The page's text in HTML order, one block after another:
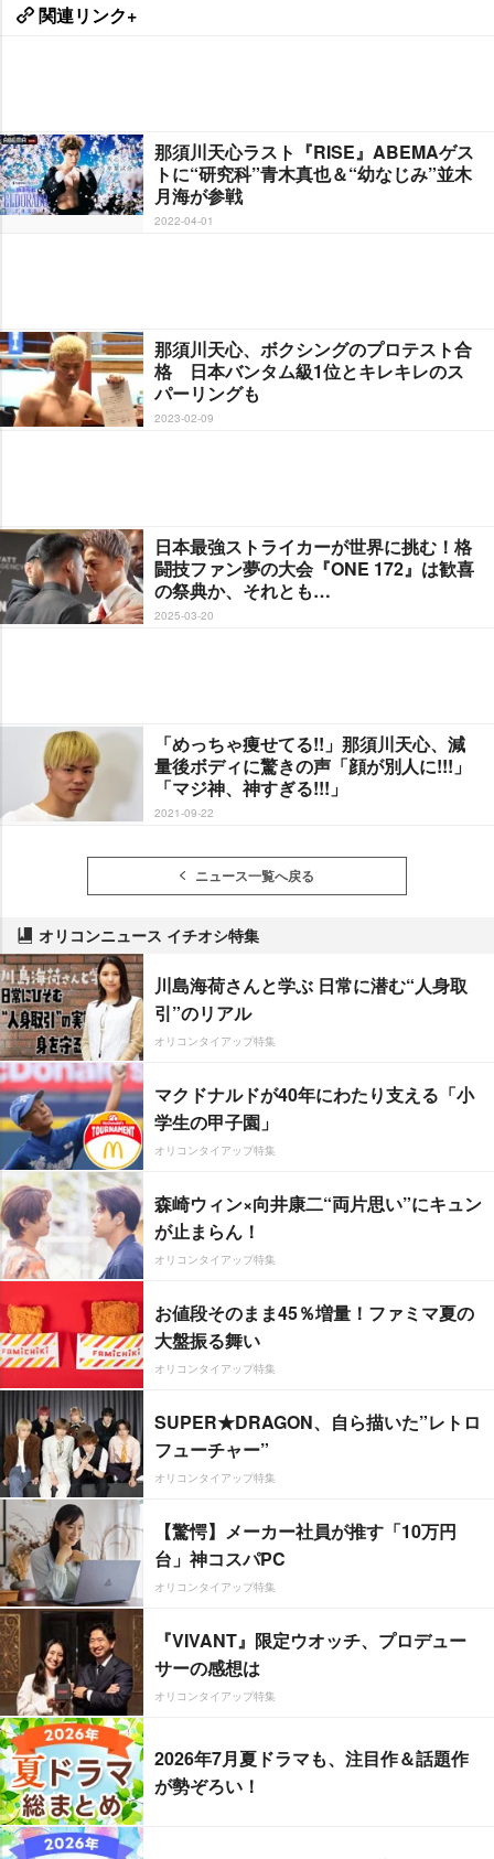
関連リンク+
那須川天心ラスト『RISE』ABEMAゲス
トに“研究科”青木真也＆“幼なじみ”並木
月海が参戦
2022-04-01
那須川天心、ボクシングのプロテスト合
格 日本バンタム級1位とキレキレのス
パーリングも
2023-02-09
日本最強ストライカーが世界に挑む！格
闘技ファン夢の大会『ONE 172』は歓喜
の祭典か、それとも…
2025-03-20
「めっちゃ痩せてる!!」那須川天心、減
量後ボディに驚きの声「顔が別人に!!!」
「マジ神、神すぎる!!!」
2021-09-22
ニュース一覧へ戻る
オリコンニュース イチオシ特集
川島海荷さんと学ぶ 日常に潜む“人身取
引”のリアル
オリコンタイアップ特集
マクドナルドが40年にわたり支える「小
学生の甲子園」
オリコンタイアップ特集
森崎ウィン×向井康二“両片思い”にキュン
が止まらん！
オリコンタイアップ特集
お値段そのまま45％増量！ファミマ夏の
大盤振る舞い
オリコンタイアップ特集
SUPER★DRAGON、自ら描いた”レトロ
フューチャー”
オリコンタイアップ特集
【驚愕】メーカー社員が推す「10万円
台」神コスパPC
オリコンタイアップ特集
『VIVANT』限定ウオッチ、プロデュー
サーの感想は
オリコンタイアップ特集
2026年7月夏ドラマも、注目作＆話題作
が勢ぞろい！